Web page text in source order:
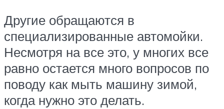
Другие обращаются в
специализированные автомойки.
Несмотря на все это, у многих все
равно остается много вопросов по
поводу как мыть машину зимой,
когда нужно это делать.